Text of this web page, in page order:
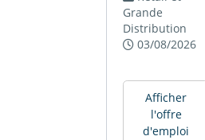
Grande
Distribution
03/08/2026
Afficher
l'offre
d'emploi